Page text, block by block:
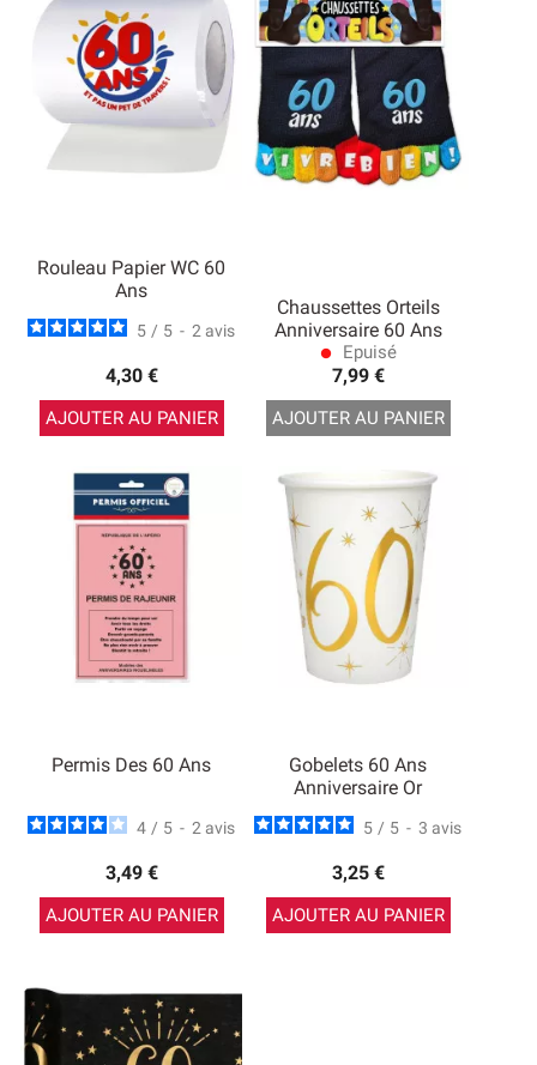
Rouleau Papier WC 60
Ans
5 / 5 - 2 avis
4,30 €
AJOUTER AU PANIER
Chaussettes Orteils
Anniversaire 60 Ans
lens Epuisé
7,99 €
AJOUTER AU PANIER
Permis Des 60 Ans
4 / 5 - 2 avis
3,49 €
AJOUTER AU PANIER
Gobelets 60 Ans
Anniversaire Or
5 / 5 - 3 avis
3,25 €
AJOUTER AU PANIER